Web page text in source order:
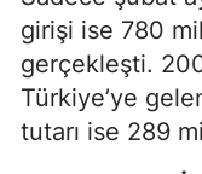
girişi ise 780
gerçekleşti.
Türkiye’ye
tutarı ise 289